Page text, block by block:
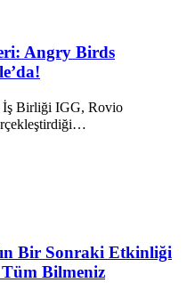
Angry Birds
İş Birliği IGG, Rovio
Bir Sonraki Etkinliği
Bilmeniz